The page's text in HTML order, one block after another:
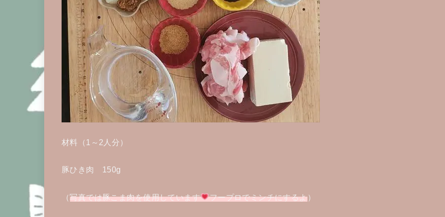
材料（1～2人分）
豚ひき肉 150g
（写真では豚こま肉を使用しています フープロでミンチにするよ）